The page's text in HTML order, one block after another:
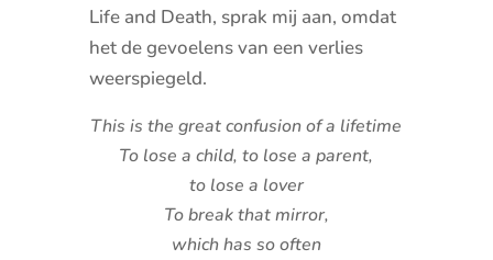
Life and Death, sprak mij aan, omdat
het de gevoelens van een verlies
weerspiegeld.
This is the great confusion of a lifetime
To lose a child, to lose a parent,
to lose a lover
To break that mirror,
which has so often